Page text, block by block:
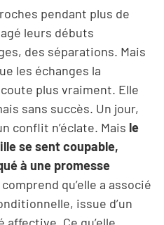
pendant plus de
leurs débuts
des séparations. Mais
les échanges la
plus vraiment. Elle
sans succès. Un jour,
conflit n’éclate. Mais le
se sent coupable,
à une promesse
qu’elle a associé
issue d’un